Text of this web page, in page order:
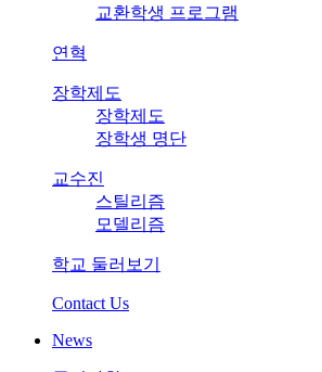
교환학생 프로그램
연혁
장학제도
장학제도
장학생 명단
교수진
스틸리즘
모델리즘
학교 둘러보기
Contact Us
News